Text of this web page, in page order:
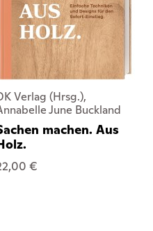
Verlag (Hrsg.),
June Buckland
machen. Aus
€